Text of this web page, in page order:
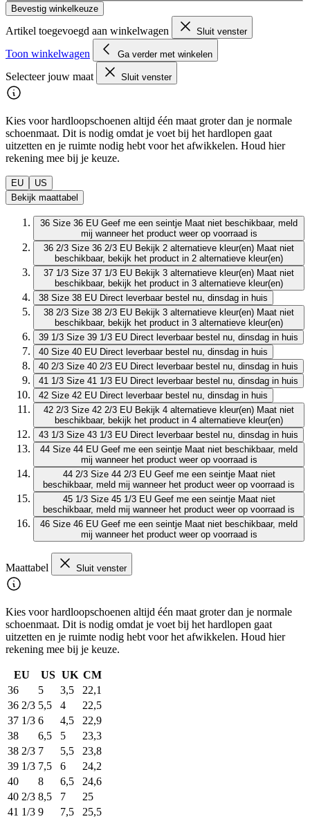
Bevestig winkelkeuze
Artikel toegevoegd aan winkelwagen Sluit venster
Toon winkelwagen Ga verder met winkelen
Selecteer jouw maat Sluit venster
Kies voor hardloopschoenen altijd één maat groter dan je normale
schoenmaat. Dit is nodig omdat je voet bij het hardlopen gaat
uitzetten en je ruimte nodig hebt voor het afwikkelen. Houd hier
rekening mee bij je keuze.
EU
US
Bekijk maattabel
36 Size 36 EU Geef me een seintje Maat niet beschikbaar, meld
mij wanneer het product weer op voorraad is
36 2/3 Size 36 2/3 EU Bekijk 2 alternatieve kleur(en) Maat niet
beschikbaar, bekijk het product in 2 alternatieve kleur(en)
37 1/3 Size 37 1/3 EU Bekijk 3 alternatieve kleur(en) Maat niet
beschikbaar, bekijk het product in 3 alternatieve kleur(en)
38 Size 38 EU Direct leverbaar bestel nu, dinsdag in huis
38 2/3 Size 38 2/3 EU Bekijk 3 alternatieve kleur(en) Maat niet
beschikbaar, bekijk het product in 3 alternatieve kleur(en)
39 1/3 Size 39 1/3 EU Direct leverbaar bestel nu, dinsdag in huis
40 Size 40 EU Direct leverbaar bestel nu, dinsdag in huis
40 2/3 Size 40 2/3 EU Direct leverbaar bestel nu, dinsdag in huis
41 1/3 Size 41 1/3 EU Direct leverbaar bestel nu, dinsdag in huis
42 Size 42 EU Direct leverbaar bestel nu, dinsdag in huis
42 2/3 Size 42 2/3 EU Bekijk 4 alternatieve kleur(en) Maat niet
beschikbaar, bekijk het product in 4 alternatieve kleur(en)
43 1/3 Size 43 1/3 EU Direct leverbaar bestel nu, dinsdag in huis
44 Size 44 EU Geef me een seintje Maat niet beschikbaar, meld
mij wanneer het product weer op voorraad is
44 2/3 Size 44 2/3 EU Geef me een seintje Maat niet
beschikbaar, meld mij wanneer het product weer op voorraad is
45 1/3 Size 45 1/3 EU Geef me een seintje Maat niet
beschikbaar, meld mij wanneer het product weer op voorraad is
46 Size 46 EU Geef me een seintje Maat niet beschikbaar, meld
mij wanneer het product weer op voorraad is
Maattabel Sluit venster
Kies voor hardloopschoenen altijd één maat groter dan je normale
schoenmaat. Dit is nodig omdat je voet bij het hardlopen gaat
uitzetten en je ruimte nodig hebt voor het afwikkelen. Houd hier
rekening mee bij je keuze.
EU US UK CM
36
5 3,5
22,1
36 2/3 5,5 4
22,5
37 1/3 6 4,5
22,9
38
6,5 5
23,3
38 2/3 7 5,5
23,8
39 1/3 7,5 6
24,2
40
8 6,5
24,6
40 2/3 8,5 7
25
41 1/3 9 7,5
25,5